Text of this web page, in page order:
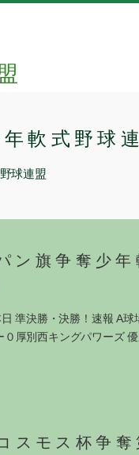
軟式野球
球連盟
ン旗争奪少
日 準決勝・決勝！速報
０厚別西キングパワー
スモス杯争